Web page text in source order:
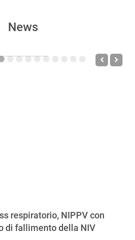
News
respiratorio, NIPPV con
di fallimento della NIV